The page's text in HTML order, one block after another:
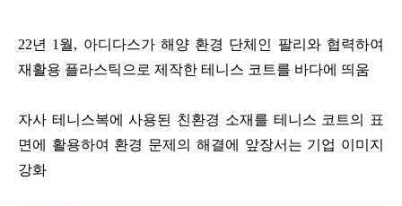
22년 1월, 아디다스가 해양 환경 단체인 팔리와 협력하여
재활용 플라스틱으로 제작한 테니스 코트를 바다에 띄움
자사 테니스복에 사용된 친환경 소재를 테니스 코트의 표
면에 활용하여 환경 문제의 해결에 앞장서는 기업 이미지
강화